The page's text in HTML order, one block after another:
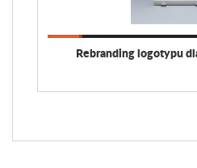
Rebranding logotypu